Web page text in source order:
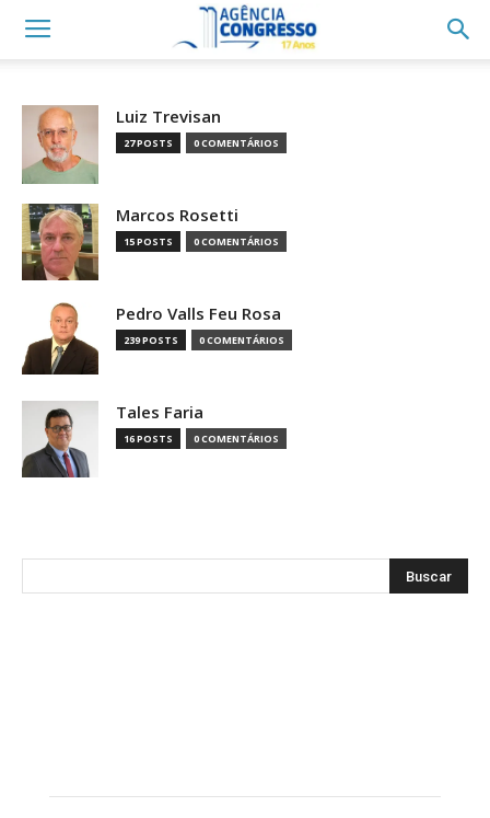
Luiz Trevisan
27 POSTS 0 COMENTÁRIOS
Marcos Rosetti
15 POSTS 0 COMENTÁRIOS
Pedro Valls Feu Rosa
239 POSTS 0 COMENTÁRIOS
Tales Faria
16 POSTS 0 COMENTÁRIOS